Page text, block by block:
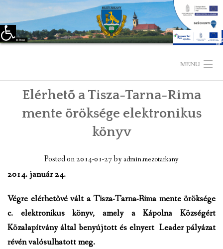
Eszköztár megnyitása
MENU
KEZDŐLAP
KÉPVISELŐ-TESTÜLET
VÁLASZTÁSI INFORMÁCIÓK
Elérhetõ a Tisza-Tarna-Rima
mente öröksége elektronikus
könyv
Posted on2014-01-27byadmin.mezotarkany
2014. január 24.
Végre elérhetõvé vált a Tisza-Tarna-Rima mente öröksége
c. elektronikus könyv, amely a Kápolna Községért
Közalapítvány által benyújtott és elnyert Leader pályázat
révén valósulhatott meg.